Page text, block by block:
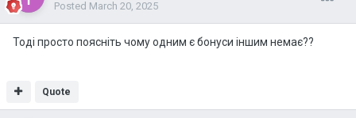
Posted March 20, 2025
Тоді просто поясніть чому одним є бонуси іншим немає??
Quote